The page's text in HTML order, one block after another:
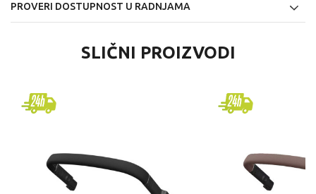
PROVERI DOSTUPNOST U RADNJAMA
SLIČNI PROIZVODI